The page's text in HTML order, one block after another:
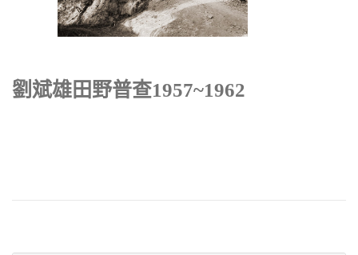
劉斌雄田野普查1957~1962